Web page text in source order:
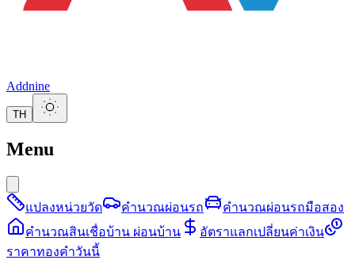
Addnine
TH
Menu
แปลงหน่วยวัด คำนวณผ่อนรถ
คำนวณผ่อนรถมือสอง
คำนวณสินเชื่อบ้าน ผ่อนบ้าน
อัตราแลกเปลี่ยนค่าเงิน
ราคาทองคำวันนี้